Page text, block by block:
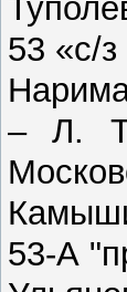
53 «с/
– Л.
53-А